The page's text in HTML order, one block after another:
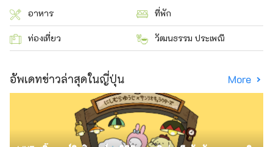
อาหาร ที่พัก
ท่องเที่ยว วัฒนธรรม ประเพณี
อัพเดทข่าวล่าสุดในญี่ปุ่น More